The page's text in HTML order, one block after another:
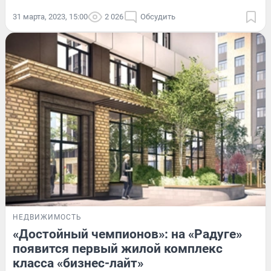
31 марта, 2023, 15:00 2 026 Обсудить
НЕДВИЖИМОСТЬ
«Достойный чемпионов»: на «Радуге»
появится первый жилой комплекс
класса «бизнес-лайт»